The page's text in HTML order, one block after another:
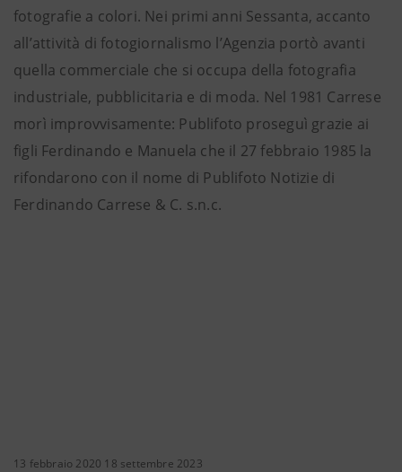
fotografie a colori. Nei primi anni Sessanta, accanto
all’attività di fotogiornalismo l’Agenzia portò avanti
quella commerciale che si occupa della fotografia
industriale, pubblicitaria e di moda. Nel 1981 Carrese
morì improvvisamente: Publifoto proseguì grazie ai
figli Ferdinando e Manuela che il 27 febbraio 1985 la
rifondarono con il nome di Publifoto Notizie di
Ferdinando Carrese & C. s.n.c.
13 febbraio 2020 18 settembre 2023